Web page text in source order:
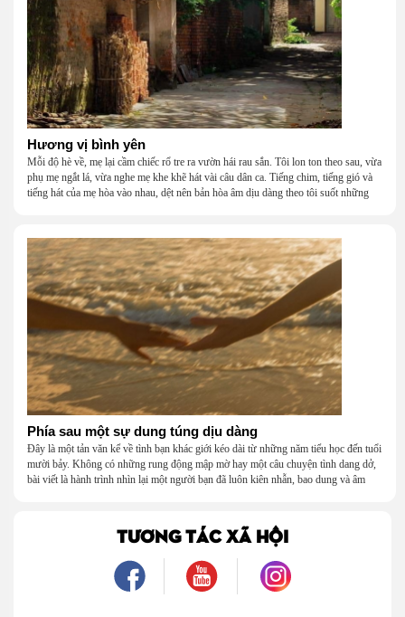
Hương vị bình yên
Mỗi độ hè về, mẹ lại cầm chiếc rổ tre ra vườn hái rau sắn. Tôi lon ton theo sau, vừa
phụ mẹ ngắt lá, vừa nghe mẹ khe khẽ hát vài câu dân ca. Tiếng chim, tiếng gió và
tiếng hát của mẹ hòa vào nhau, dệt nên bản hòa âm dịu dàng theo tôi suốt những
Phía sau một sự dung túng dịu dàng
Đây là một tản văn kể về tình bạn khác giới kéo dài từ những năm tiểu học đến tuổi
mười bảy. Không có những rung động mập mờ hay một câu chuyện tình dang dở,
bài viết là hành trình nhìn lại một người bạn đã luôn kiên nhẫn, bao dung và âm
là một mối tình, mà là một người luôn cho tôi quyền được là chính mình.
TƯƠNG TÁC XÃ HỘI